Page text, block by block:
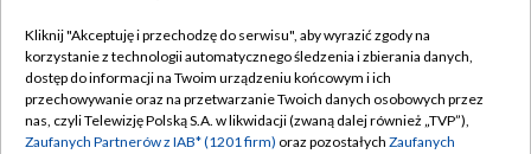
TVP
Abonament TVP
Emisja w TVP
Regulamin TVP
Polityka prywatności
Kliknij "Akceptuję i przechodzę do serwisu", aby wyrazić zgody na
korzystanie z technologii automatycznego śledzenia i zbierania danych,
dostęp do informacji na Twoim urządzeniu końcowym i ich
przechowywanie oraz na przetwarzanie Twoich danych osobowych przez
nas, czyli Telewizję Polską S.A. w likwidacji (zwaną dalej również „TVP”),
Zaufanych Partnerów z IAB* (1201 firm) oraz pozostałych Zaufanych